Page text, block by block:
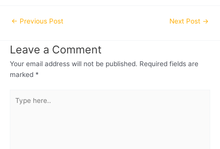
← Previous Post Next Post →
Leave a Comment
Your email address will not be published. Required fields are
marked *
here..